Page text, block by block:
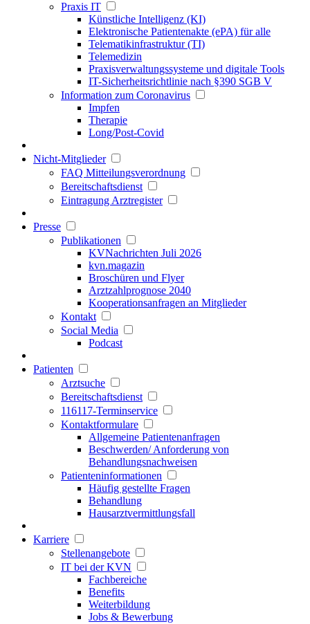
Praxis IT
Künstliche Intelligenz (KI)
Elektronische Patientenakte (ePA) für alle
Telematikinfrastruktur (TI)
Telemedizin
Praxisverwaltungssysteme und digitale Tools
IT-Sicherheitsrichtlinie nach §390 SGB V
Information zum Coronavirus
Impfen
Therapie
Long/Post-Covid
Nicht-Mitglieder
FAQ Mitteilungsverordnung
Bereitschaftsdienst
Eintragung Arztregister
Presse
Publikationen
KVNachrichten Juli 2026
kvn.magazin
Broschüren und Flyer
Arztzahlprognose 2040
Kooperationsanfragen an Mitglieder
Kontakt
Social Media
Podcast
Patienten
Arztsuche
Bereitschaftsdienst
116117-Terminservice
Kontaktformulare
Allgemeine Patientenanfragen
Beschwerden/ Anforderung von
Behandlungsnachweisen
Patienteninformationen
Häufig gestellte Fragen
Behandlung
Hausarztvermittlungsfall
Karriere
Stellenangebote
IT bei der KVN
Fachbereiche
Benefits
Weiterbildung
Jobs & Bewerbung